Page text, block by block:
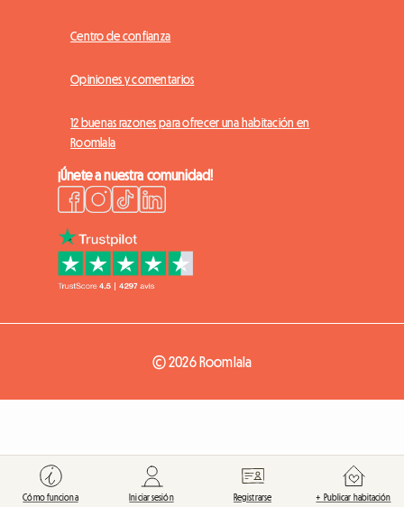
Centro de confianza
Opiniones y comentarios
12 buenas razones para ofrecer una habitación en
Roomlala
¡Únete a nuestra comunidad!
© 2026 Roomlala
Cómo funciona Iniciar sesión Registrarse + Publicar habitación